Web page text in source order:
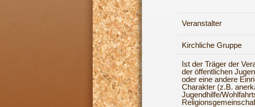
Veranstalter
Kirchliche Gruppe
Ist der Träger der
der öffentlichen
oder eine andere
Charakter (z.B.
Jugendhilfe/